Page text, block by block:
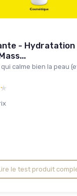
-
calme bien la peau
le test produit